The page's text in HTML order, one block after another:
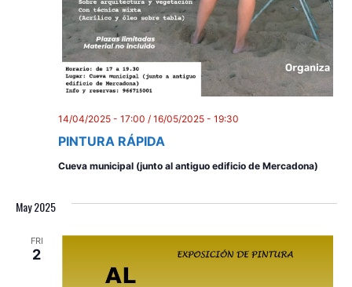
PINTURA RÁPIDA
14/04/2025 - 17:00 / 16/05/2025 - 19:30
Cueva municipal (junto al antiguo edificio de Mercadona)
May 2025
FRI
2